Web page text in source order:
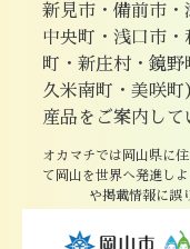
新見市・備前市
中央町・浅口市
町・新庄村・鏡野
久米南町・美咲
産品をご案内して
オカマチでは岡山県に
て岡山を世界へ発進し
や掲載情報に誤